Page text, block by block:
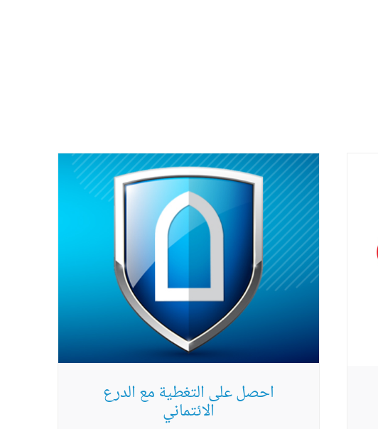
احصل على التغطية مع الدرع
الائتماني